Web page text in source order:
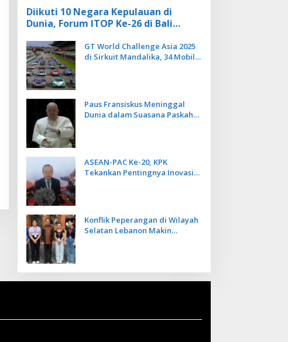
Diikuti 10 Negara Kepulauan di
Dunia, Forum ITOP Ke-26 di Bali
Berbasis Alam dan Budaya
GT World Challenge Asia 2025
di Sirkuit Mandalika, 34 Mobil
Paus Fransiskus Meninggal
Dunia dalam Suasana Paskah
ASEAN-PAC Ke-20, KPK
Tekankan Pentingnya Inovasi
Konflik Peperangan di Wilayah
Selatan Lebanon Makin